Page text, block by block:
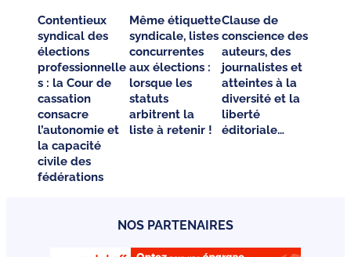
Contentieux
syndical des
élections
professionnelle
s : la Cour de
cassation
consacre
l’autonomie et
la capacité
civile des
fédérations
Même étiquette
syndicale, listes
concurrentes
aux élections :
lorsque les
statuts
arbitrent la
liste à retenir !
Clause de
conscience des
auteurs, des
journalistes et
atteintes à la
diversité et la
liberté
éditoriale…
NOS PARTENAIRES